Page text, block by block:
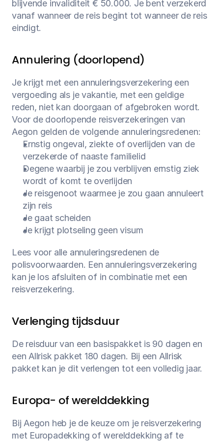
blijvende invaliditeit € 50.000. Je bent verzekerd
vanaf wanneer de reis begint tot wanneer de reis
eindigt.
Annulering (doorlopend)
Je krijgt met een annuleringsverzekering een
vergoeding als je vakantie, met een geldige
reden, niet kan doorgaan of afgebroken wordt.
Voor de doorlopende reisverzekeringen van
Aegon gelden de volgende annuleringsredenen:
Ernstig ongeval, ziekte of overlijden van de
verzekerde of naaste familielid
Degene waarbij je zou verblijven ernstig ziek
wordt of komt te overlijden
Je reisgenoot waarmee je zou gaan annuleert
zijn reis
Je gaat scheiden
Je krijgt plotseling geen visum
Lees voor alle annuleringsredenen de
polisvoorwaarden. Een annuleringsverzekering
kan je los afsluiten of in combinatie met een
reisverzekering.
Verlenging tijdsduur
De reisduur van een basispakket is 90 dagen en
een Allrisk pakket 180 dagen. Bij een Allrisk
pakket kan je dit verlengen tot een volledig jaar.
Europa- of werelddekking
Bij Aegon heb je de keuze om je reisverzekering
met Europadekking of werelddekking af te